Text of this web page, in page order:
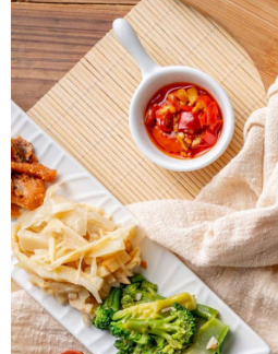
2.付款方式選擇「大哥付你分期」，訂單
流程，驗證手機門號後，選擇欲分期的期
成交易。
3.實際核准額度、可分期數及費用金額請
4.訂單成立30分鐘內，如未前往確認交易
消。如遇「轉專審核」未通過狀況，表示
法說明評估內容。
【繳款方式說明】
1.分期款項不併入電信帳單，「大哥付你
醒簡訊。
2.透過簡訊連結打開帳單後，可選擇「超
帳／街口支付／iPASS MONEY」等通路繳
【注意事項】
1.本服務係由「台灣大哥大股份有限公司」
用戶於交易時，得透過本服務購買商品或
買賣價金債權讓與本公司後，依約使用本
2.基於同意付款使用「大哥付你分期」之
相關說明
【關於「AFTEE先享後付」】
AFTEE先享後付是「在收到商品之後才付
便利好安心！
１．簡單：不需註冊會員、不需綁卡、不需
２．便利：只要手機號碼，簡訊認證，即可
３．安心：先確認商品／服務後，再付款。
【「AFTEE先享後付」結帳流程】
１．於結帳方式選擇「AFTEE先享後付」
結帳頁面，進行簡訊認證並確認金額後，
２．訂單成立數日內，您將收到繳費通知簡
３．收到繳費通知簡訊後14天內，點擊此
ATM／網路銀行／等多元方式進行付款，
※ 請注意：結帳手續完成當下不需立刻繳
購買商品的店家。未經商家同意取消之訂
後付繳納相關費用。
※ 交易是否成功請以「AFTEE先享後付 」
Hami Point
相關說明
「Hami Point」為中華電信所提供之點數
會員帳號後，即可在購物車使用 Hami
ATM付款
運送方式
付款後全家取貨
每筆NT$60，滿NT$399(含以上)免運
付款後萊爾富取貨
每筆NT$60，滿NT$399(含以上)免運
付款後7-11取貨